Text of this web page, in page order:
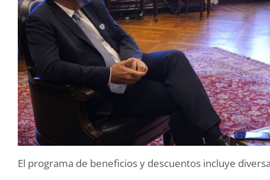
El programa de beneficios y descuentos incluye